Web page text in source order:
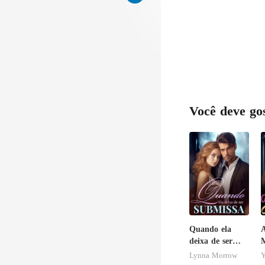
Você deve
Quando ela
deixa de ser
submissa
Lynna Morrow